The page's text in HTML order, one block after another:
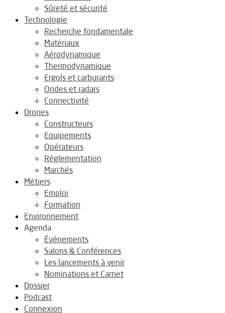
Sûreté et sécurité
Technologie
Recherche fondamentale
Matériaux
Aérodynamique
Thermodynamique
Ergols et carburants
Ondes et radars
Connectivité
Drones
Constructeurs
Equipements
Opérateurs
Réglementation
Marchés
Métiers
Emploi
Formation
Environnement
Agenda
Événements
Salons & Conférences
Les lancements à venir
Nominations et Carnet
Dossier
Podcast
Connexion